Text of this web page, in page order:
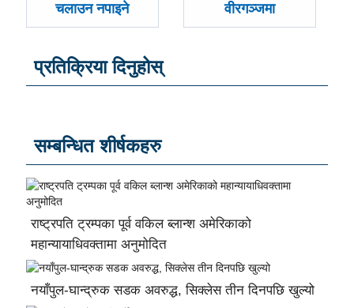
चलाउन नपाइने
वीरगञ्जमा
प्रतिक्रिया दिनुहोस्
सम्बन्धित शीर्षकहरु
राष्ट्रपति ट्रम्पका पूर्व वकिल ब्लान्श अमेरिकाको
महान्यायाधिवक्तामा अनुमोदित
नयाँपुल-घान्द्रुक सडक अवरुद्ध, सिक्लेस तीन दिनपछि खुल्यो